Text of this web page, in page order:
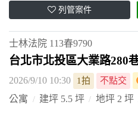
列管案件
士林法院 113春9790
台北市北投區大業路280
2026/9/10 10:30 1拍 不點交
公寓 建坪 5.5 坪 地坪 2 坪